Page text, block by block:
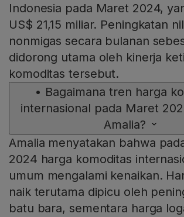
Indonesia pada Maret 2024,
US$ 21,15 miliar. Peningkatan
nonmigas secara bulanan
didorong utama oleh kinerja
komoditas tersebut.
• Bagaimana tren harga
internasional pada Maret
Amalia?
Amalia menyatakan bahwa
2024 harga komoditas
umum mengalami kenaikan.
naik terutama dipicu oleh
batu bara, sementara harga